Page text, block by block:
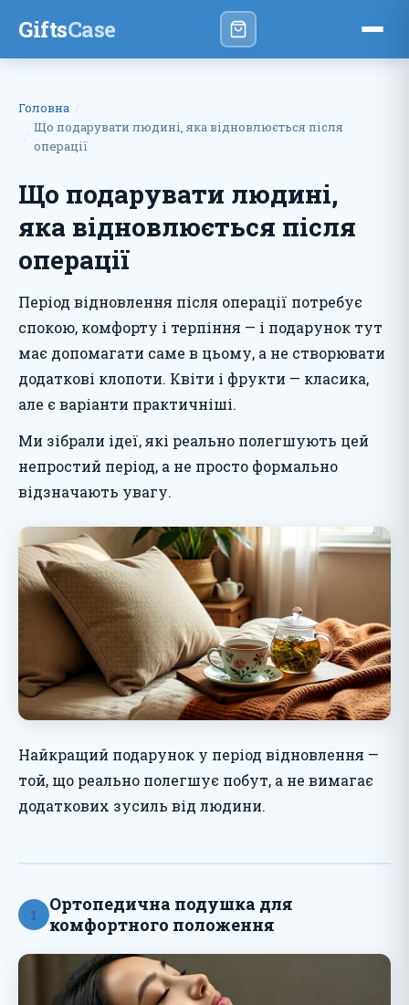
GiftsCase
Головна
Що подарувати людині, яка відновлюється після
операції
Що подарувати людині,
яка відновлюється після
операції
Період відновлення після операції потребує
спокою, комфорту і терпіння — і подарунок тут
має допомагати саме в цьому, а не створювати
додаткові клопоти. Квіти і фрукти — класика,
але є варіанти практичніші.
Ми зібрали ідеї, які реально полегшують цей
непростий період, а не просто формально
відзначають увагу.
Найкращий подарунок у період відновлення —
той, що реально полегшує побут, а не вимагає
додаткових зусиль від людини.
1
Ортопедична подушка для
комфортного положення